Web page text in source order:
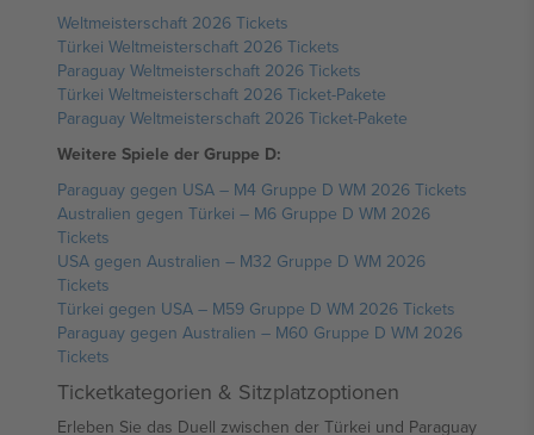
Weltmeisterschaft 2026 Tickets
Türkei Weltmeisterschaft 2026 Tickets
Paraguay Weltmeisterschaft 2026 Tickets
Türkei Weltmeisterschaft 2026 Ticket-Pakete
Paraguay Weltmeisterschaft 2026 Ticket-Pakete
Weitere Spiele der Gruppe D:
Paraguay gegen USA – M4 Gruppe D WM 2026 Tickets
Australien gegen Türkei – M6 Gruppe D WM 2026
Tickets
USA gegen Australien – M32 Gruppe D WM 2026
Tickets
Türkei gegen USA – M59 Gruppe D WM 2026 Tickets
Paraguay gegen Australien – M60 Gruppe D WM 2026
Tickets
Ticketkategorien & Sitzplatzoptionen
Erleben Sie das Duell zwischen der Türkei und Paraguay